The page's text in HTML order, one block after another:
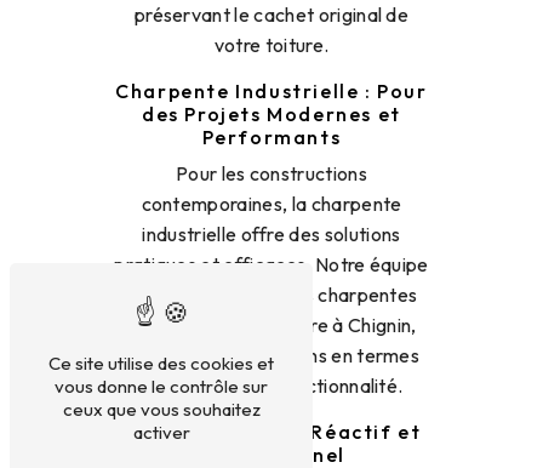
préservant le cachet original de
votre toiture.
Charpente Industrielle : Pour
des Projets Modernes et
Performants
Pour les constructions
contemporaines, la charpente
industrielle offre des solutions
pratiques et efficaces. Notre équipe
conçoit et installe des charpentes
industrielles sur mesure à Chignin,
adaptées à vos besoins en termes
de design et de fonctionnalité.
Un Service Client Réactif et
Professionnel
Ce site utilise des cookies et
vous donne le contrôle sur
ceux que vous souhaitez
activer